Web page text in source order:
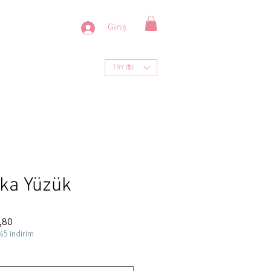
Giriş
TRY (₺)
Yüzük
Fiyat
indirim